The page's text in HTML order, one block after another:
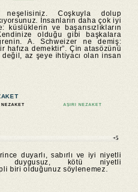
Coşkuyla dolup
İnsanların daha çok iyi
ve başarısızlıkların
olduğu gibi başkalara
A. Schweizer ne demiş:
hafıza demektir”. Çin atasözünü
değil, az şeye ihtiyacı olan insan
NEZAKET AŞIRI NEZAKET
+5
duyarlı, sabırlı ve iyi niyetli
duygusuz, kötü niyetli
biri olduğunuz söylenemez.